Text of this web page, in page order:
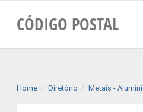
CÓDIGO POSTAL
Home Diretório Metais -